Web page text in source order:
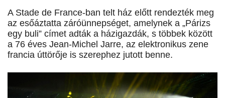
A Stade de France-ban telt ház előtt rendezték meg
az esőáztatta záróünnepséget, amelynek a „Párizs
egy buli” címet adták a házigazdák, s többek között
a 76 éves Jean-Michel Jarre, az elektronikus zene
francia úttörője is szerephez jutott benne.